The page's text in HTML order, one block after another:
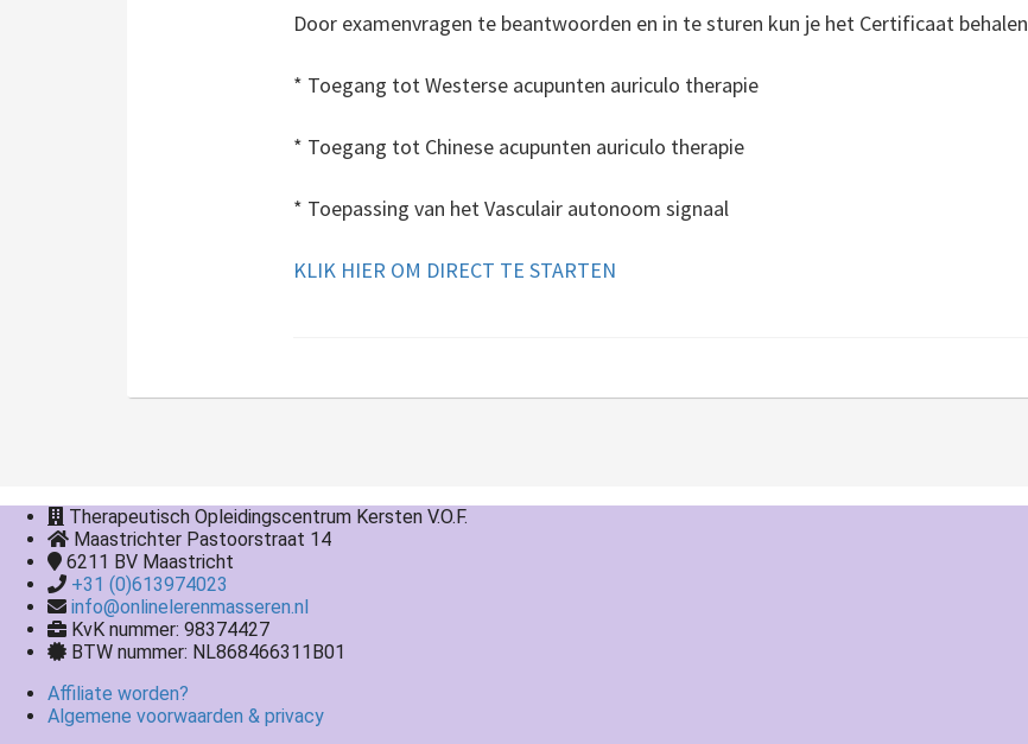
Door examenvragen te beantwoorden en in te sturen kun je het Certificaat behalen
* Toegang tot Westerse acupunten auriculo therapie
* Toegang tot Chinese acupunten auriculo therapie
* Toepassing van het Vasculair autonoom signaal
KLIK HIER OM DIRECT TE STARTEN
Therapeutisch Opleidingscentrum Kersten V.O.F.
Maastrichter Pastoorstraat 14
6211 BV Maastricht
+31 (0)613974023
info@onlinelerenmasseren.nl
KvK nummer: 98374427
BTW nummer: NL868466311B01
Affiliate worden?
Algemene voorwaarden & privacy